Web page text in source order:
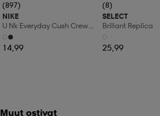
(897)
NIKE
U Nk Everyday Cush Crew
3pr
14,99
(8)
SELECT
Brillant Replica
25,99
Muut ostivat